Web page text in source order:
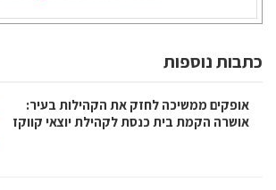
כתבות נוספות
אופקים ממשיכה לחזק את הקהילות בעיר:
אושרה הקמת בית כנסת לקהילת יוצאי קווקז